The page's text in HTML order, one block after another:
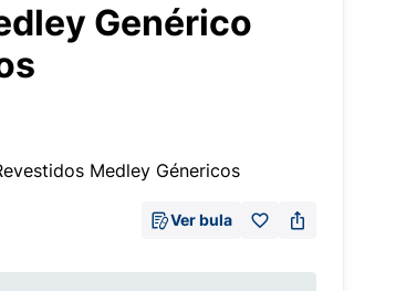
Genérico
Medley Génericos
Ver bula